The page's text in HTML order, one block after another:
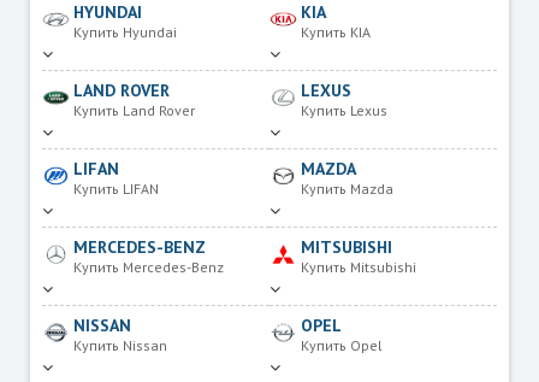
HYUNDAI
Купить Hyundai
KIA
Купить KIA
LAND ROVER
Купить Land Rover
LEXUS
Купить Lexus
LIFAN
Купить LIFAN
MAZDA
Купить Mazda
MERCEDES-BENZ
Купить Mercedes-Benz
MITSUBISHI
Купить Mitsubishi
NISSAN
Купить Nissan
OPEL
Купить Opel